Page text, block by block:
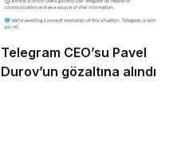
Telegram CEO’su Pavel
Durov’un gözaltına alındı